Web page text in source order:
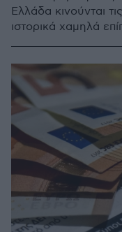
Ελλάδα κινούνται
ιστορικά χαμηλά